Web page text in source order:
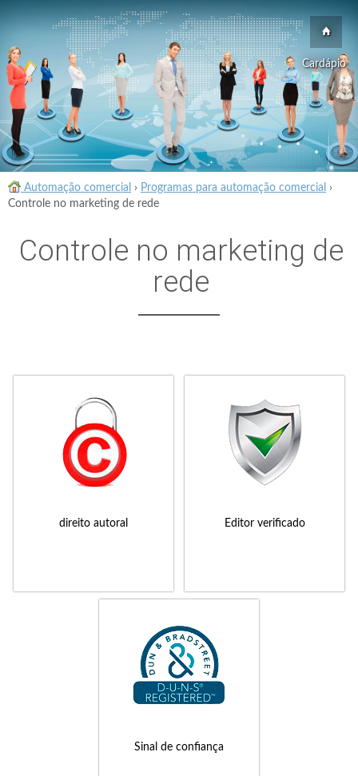
Cardápio
Automação comercial › Programas para automação comercial
›
Controle no marketing de rede
Controle no marketing de
rede
direito autoral Editor verificado
Sinal de confiança